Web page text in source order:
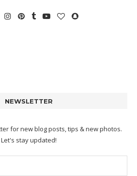
NEWSLETTER
for new blog posts, tips & new photos.
Let's stay updated!